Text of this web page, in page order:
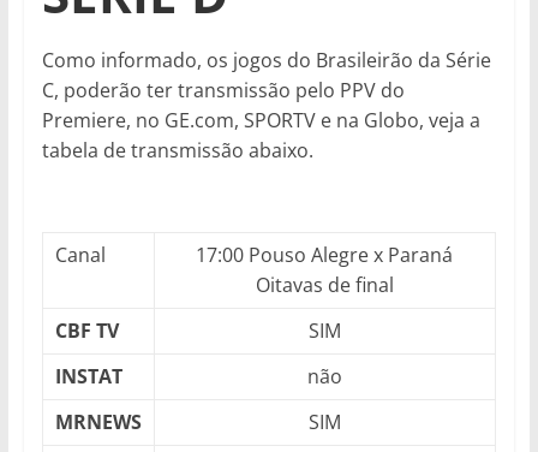
Como informado, os jogos do Brasileirão da Série
C, poderão ter transmissão pelo PPV do
Premiere, no GE.com, SPORTV e na Globo, veja a
tabela de transmissão abaixo.
Canal
17:00 Pouso Alegre x Paraná
Oitavas de final
CBF TV
SIM
INSTAT
não
MRNEWS
SIM